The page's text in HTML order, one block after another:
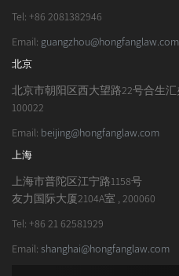
Tel: +86 2081382946
Email: guangzhou@hongfanglaw.com
北京
北京市朝阳区西大望路22号合生
100022
Email: beijing@hongfanglaw.com
上海
上海市普陀区江宁路1158号
友力国际大厦2104A室 , 200060
Tel: +86 21 62581929
Email: shanghai@hongfanglaw.com